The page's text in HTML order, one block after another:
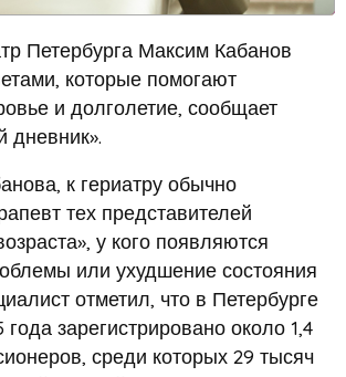
Петербурга Максим Кабанов
которые помогают
и долголетие, сообщает
дневник».
к гериатру обычно
тех представителей
у кого появляются
или ухудшение состояния
отметил, что в Петербурге
зарегистрировано около 1,4
среди которых 29 тысяч